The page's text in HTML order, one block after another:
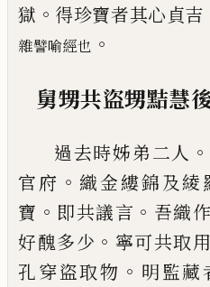
獄 。 得珍寶者其心貞吉
雜譬喻經也 。
舅甥共盜甥黠慧
過去時姊弟二人 。
官府 。 織金縷錦及綾
寶 。 即共議言 。 吾織
好醜多少 。 寧可共取
孔穿盜取物 。 明監藏